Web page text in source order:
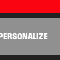
PERSONALIZE